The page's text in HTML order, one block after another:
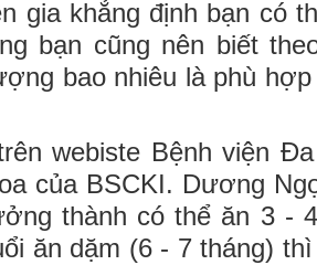
gia khẳng định bạn có
bạn cũng nên biết
bao nhiêu là phù
webiste Bệnh viện
của BSCKI. Dương
thành có thể ăn 3 -
ăn dặm (6 - 7 tháng)